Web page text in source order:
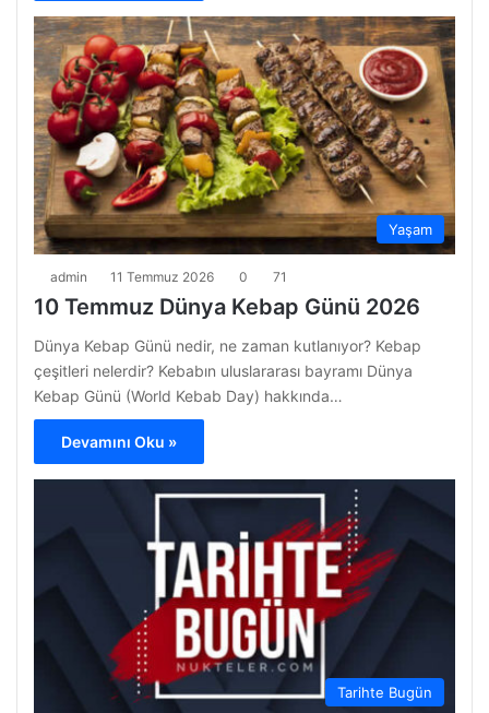
Yaşam
admin 11 Temmuz 2026 0 71
10 Temmuz Dünya Kebap Günü 2026
Dünya Kebap Günü nedir, ne zaman kutlanıyor? Kebap
çeşitleri nelerdir? Kebabın uluslararası bayramı Dünya
Kebap Günü (World Kebab Day) hakkında…
Devamını Oku »
Tarihte Bugün